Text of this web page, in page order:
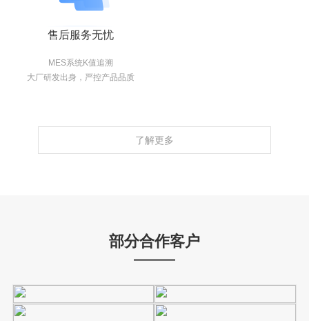
售后服务无忧
MES系统K值追溯
大厂研发出身，严控产品品质
了解更多
部分合作客户